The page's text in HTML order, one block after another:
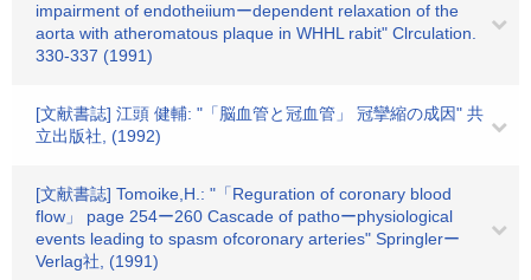
impairment of endotheiiumーdependent relaxation of the
aorta with atheromatous plaque in WHHL rabit" Clrculation.
330-337 (1991)
[文献書誌] 江頭 健輔: "「脳血管と冠血管」 冠攣縮の成因" 共
立出版社, (1992)
[文献書誌] Tomoike,H.: "「Reguration of coronary blood
flow」 page 254ー260 Cascade of pathoーphysiological
events leading to spasm ofcoronary arteries" Springlerー
Verlag社, (1991)